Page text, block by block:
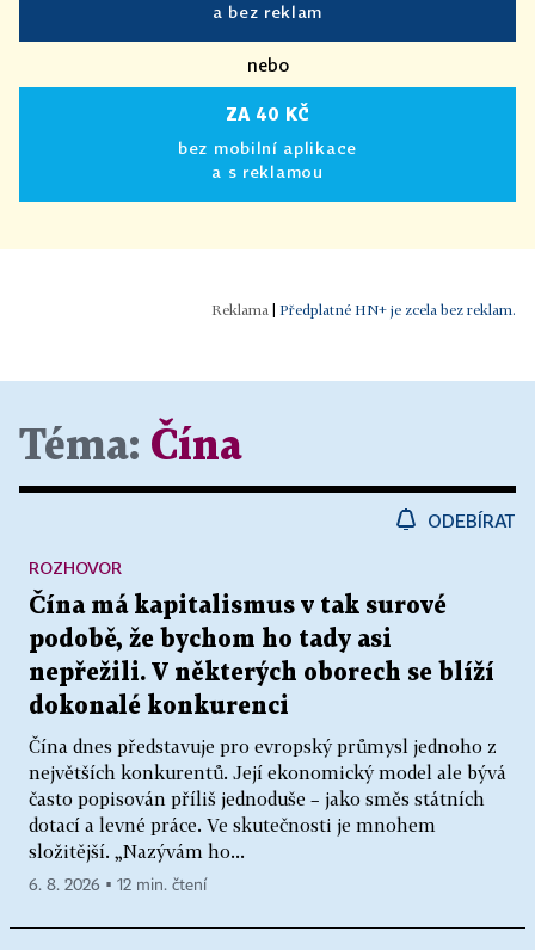
a bez reklam
nebo
ZA 40 KČ
bez mobilní aplikace
a s reklamou
Předplatné HN+ je zcela bez reklam.
Téma: Čína
ODEBÍRAT
Čína má kapitalismus v tak surové
podobě, že bychom ho tady asi
nepřežili. V některých oborech se blíží
dokonalé konkurenci
Čína dnes představuje pro evropský průmysl jednoho z
největších konkurentů. Její ekonomický model ale bývá
často popisován příliš jednoduše – jako směs státních
dotací a levné práce. Ve skutečnosti je mnohem
složitější. „Nazývám ho...
ROZHOVOR
6. 8. 2026 ▪ 12 min. čtení